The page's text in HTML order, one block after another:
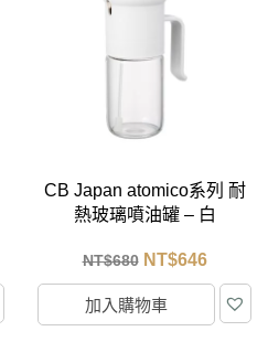
CB Japan atomico系列 耐
熱玻璃噴油罐 – 白
NT$680 NT$646
加入購物車